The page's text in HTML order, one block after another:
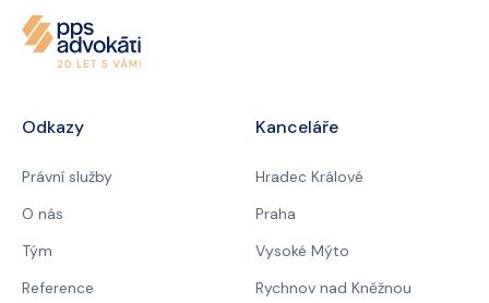
Odkazy
Právní služby
O nás
Tým
Reference
Kanceláře
Hradec Králové
Praha
Vysoké Mýto
Rychnov nad Kněžnou